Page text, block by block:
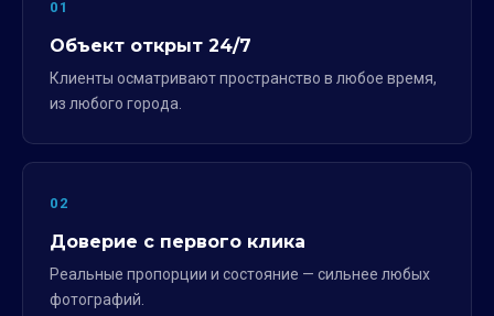
01
Объект открыт 24/7
Клиенты осматривают пространство в любое время,
из любого города.
02
Доверие с первого клика
Реальные пропорции и состояние — сильнее любых
фотографий.